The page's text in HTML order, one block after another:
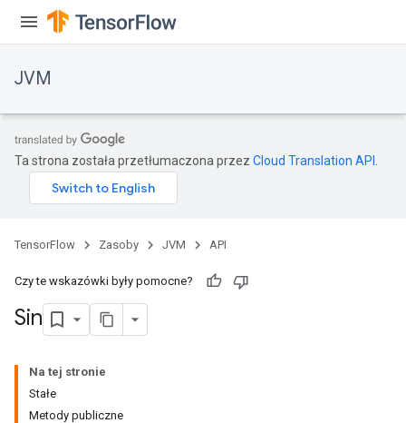
JVM
Ta strona została przetłumaczona przez Cloud Translation API
TensorFlow Zasoby JVM API
Czy te wskazówki były pomocne?
Sin
Na tej stronie
Stałe
Metody publiczne